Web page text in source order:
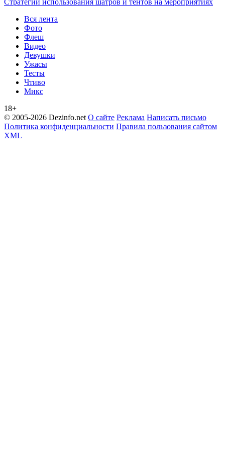
Вся лента
Фото
Флеш
Видео
Девушки
Ужасы
Тесты
Чтиво
Микс
18+
© 2005-2026 Dezinfo.net О сайте Реклама Написать письмо
Политика конфиденциальности Правила пользования сайтом
XML